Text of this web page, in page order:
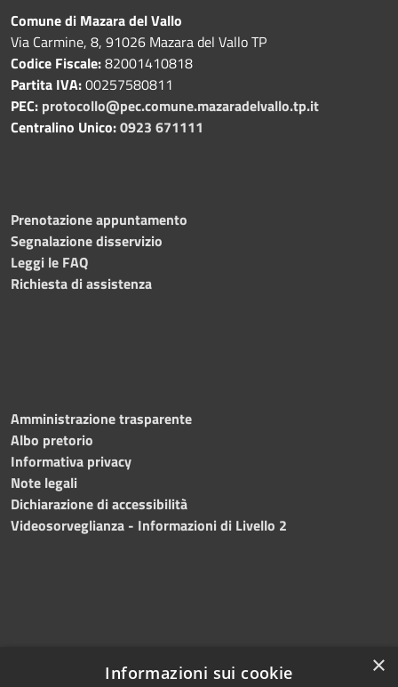
Comune di Mazara del Vallo
Via Carmine, 8, 91026 Mazara del Vallo TP
Codice Fiscale:82001410818
Partita IVA:00257580811
PEC: protocollo@pec.comune.mazaradelvallo.tp.it
Centralino Unico:0923 671111
Prenotazione appuntamento
Segnalazione disservizio
Leggi le FAQ
Richiesta di assistenza
Amministrazione trasparente
Albo pretorio
Informativa privacy
Note legali
Dichiarazione di accessibilità
Videosorveglianza - Informazioni di Livello 2
×
Informazioni sui cookie